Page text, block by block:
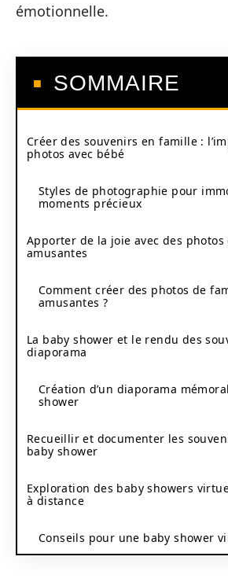
émotionnelle.
SOMMAIRE
Créer des souvenirs en famille :
photos avec bébé
Styles de photographie pour
moments précieux
Apporter de la joie avec des
amusantes
Comment créer des photos de
amusantes ?
La baby shower et le rendu des
diaporama
Création d’un diaporama
shower
Recueillir et documenter les
baby shower
Exploration des baby showers
à distance
Conseils pour une baby shower